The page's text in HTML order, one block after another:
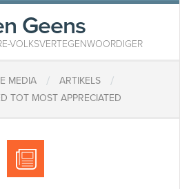
Geens
VOLKSVERTEGENWOORDIGER
MEDIA / ARTIKELS /
TOT MOST APPRECIATED